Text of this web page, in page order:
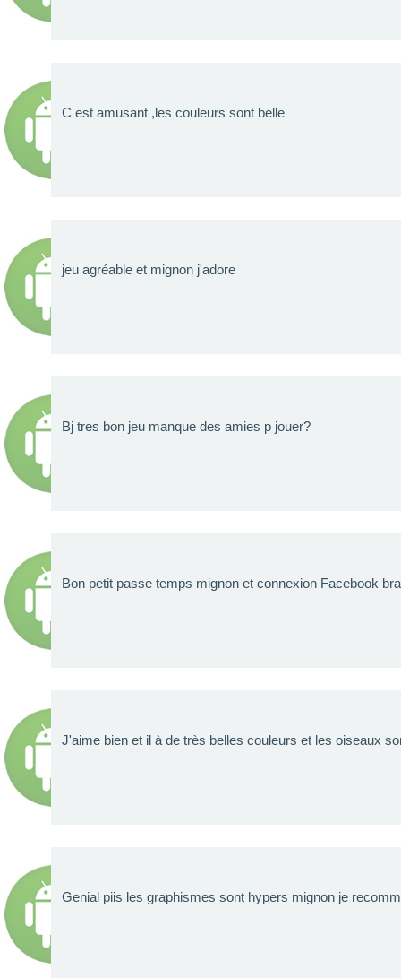
C est amusant ,les couleurs sont belle
jeu agréable et mignon j'adore
Bj tres bon jeu manque des amies p jouer?
Bon petit passe temps mignon et connexion Facebook
J'aime bien et il à de très belles couleurs et les oiseaux
Genial piis les graphismes sont hypers mignon je